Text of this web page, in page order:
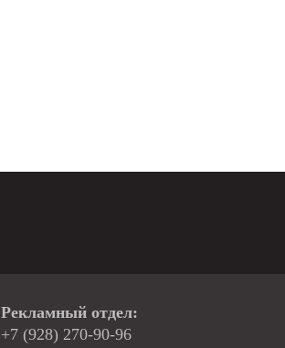
Рекламный отдел:
+7 (928) 270-90-96